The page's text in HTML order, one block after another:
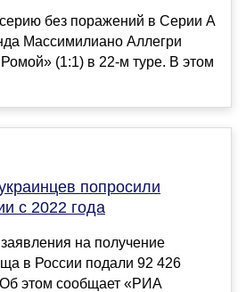
без поражений в Серии А
Массимилиано Аллегри
(1:1) в 22-м туре. В этом
попросили
с 2022 года
на получение
в России подали 92 426
этом сообщает «РИА